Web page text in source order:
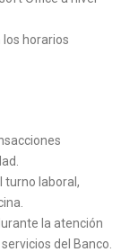
horarios
turno laboral,
la atención
del Banco.